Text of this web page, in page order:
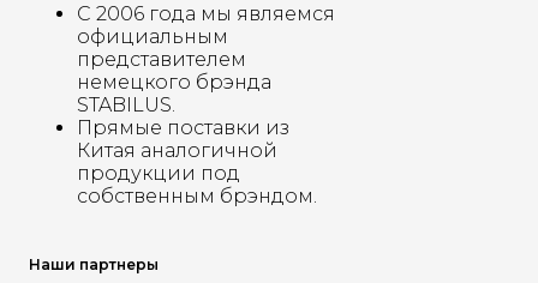
С 2006 года мы являемся
официальным
представителем
немецкого брэнда
STABILUS.
Прямые поставки из
Китая аналогичной
продукции под
собственным брэндом.
Наши партнеры